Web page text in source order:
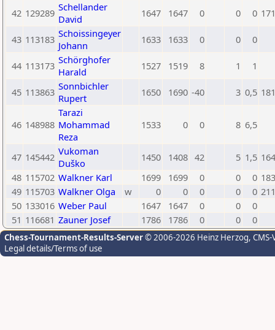
42 129289 Schellander
David
1647 1647 0 0 0
43 113183 Schoissingeyer
Johann
1633 1633 0 0 0
44 113173 Schörghofer
Harald
1527 1519 8 1 1
45 113863 Sonnbichler
Rupert
1650 1690 -40 3 0,5
46 148988
Tarazi
Mohammad
Reza
1533 0 0 8 6,5
47 145442 Vukoman
Duško
1450 1408 42 5 1,5
48 115702 Walkner Karl 1699 1699 0 0 0
49 115703 Walkner Olga w 0 0 0 0 0
50 133016 Weber Paul 1647 1647 0 0
0
51 116681 Zauner Josef 1786 1786 0 0 0
Chess-Tournament-Results-Server© 2006-2026 Heinz Herzog,
Legal details/Terms of use